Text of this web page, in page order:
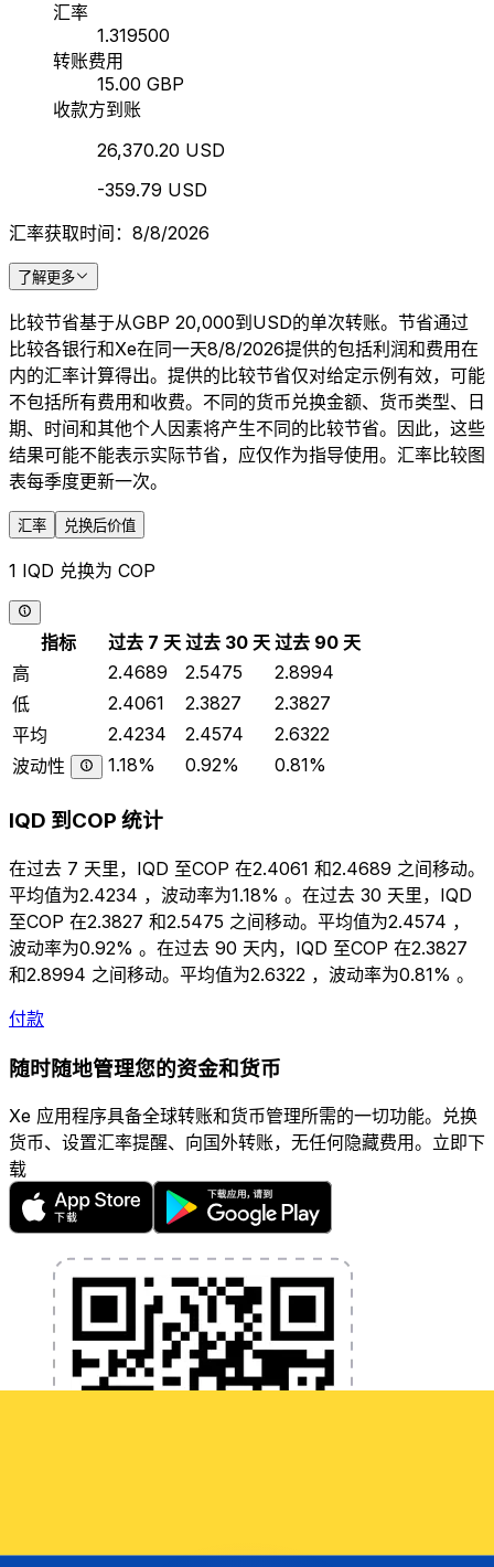
汇率
1.319500
转账费用
15.00 GBP
收款方到账
26,370.20 USD
-359.79 USD
汇率获取时间：8/8/2026
了解更多
比较节省基于从GBP 20,000到USD的单次转账。节省通过
比较各银行和Xe在同一天8/8/2026提供的包括利润和费用在
内的汇率计算得出。提供的比较节省仅对给定示例有效，可能
不包括所有费用和收费。不同的货币兑换金额、货币类型、日
期、时间和其他个人因素将产生不同的比较节省。因此，这些
结果可能不能表示实际节省，应仅作为指导使用。汇率比较图
表每季度更新一次。
汇率 兑换后价值
1 IQD 兑换为 COP
指标 过去 7 天 过去 30 天 过去 90 天
高
2.4689 2.5475
2.8994
低
2.4061 2.3827
2.3827
平均
2.4234 2.4574
2.6322
波动性
1.18% 0.92% 0.81%
IQD 到COP 统计
在过去 7 天里，IQD 至COP 在2.4061 和2.4689 之间移动。
平均值为2.4234 ，波动率为1.18% 。在过去 30 天里，IQD
至COP 在2.3827 和2.5475 之间移动。平均值为2.4574 ，
波动率为0.92% 。在过去 90 天内，IQD 至COP 在2.3827
和2.8994 之间移动。平均值为2.6322 ，波动率为0.81% 。
付款
随时随地管理您的资金和货币
Xe 应用程序具备全球转账和货币管理所需的一切功能。兑换
货币、设置汇率提醒、向国外转账，无任何隐藏费用。立即下
载